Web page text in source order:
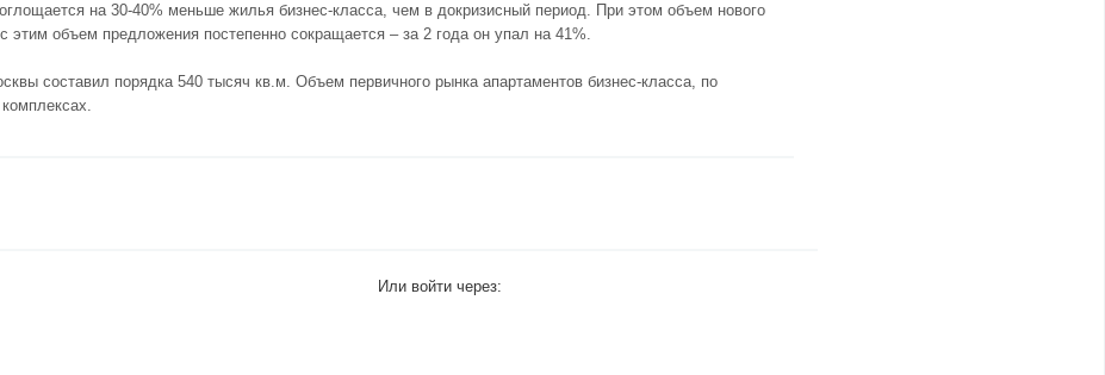
на 30-40% меньше жилья бизнес-класса, чем в докризисный период. При этом объем нового
объем предложения постепенно сокращается – за 2 года он упал на 41%.
составил порядка 540 тысяч кв.м. Объем первичного рынка апартаментов бизнес-класса, по
Или войти через: